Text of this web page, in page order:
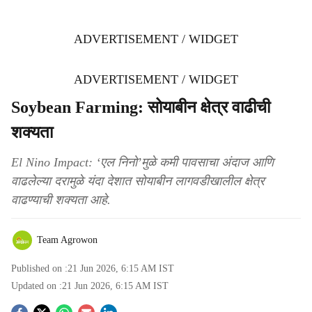
ADVERTISEMENT / WIDGET
ADVERTISEMENT / WIDGET
Soybean Farming: सोयाबीन क्षेत्र वाढीची
शक्यता
El Nino Impact: ‘एल निनो’मुळे कमी पावसाचा अंदाज आणि
वाढलेल्या दरामुळे यंदा देशात सोयाबीन लागवडीखालील क्षेत्र
वाढण्याची शक्यता आहे.
Team Agrowon
Published on :21 Jun 2026, 6:15 AM IST
Updated on :21 Jun 2026, 6:15 AM IST